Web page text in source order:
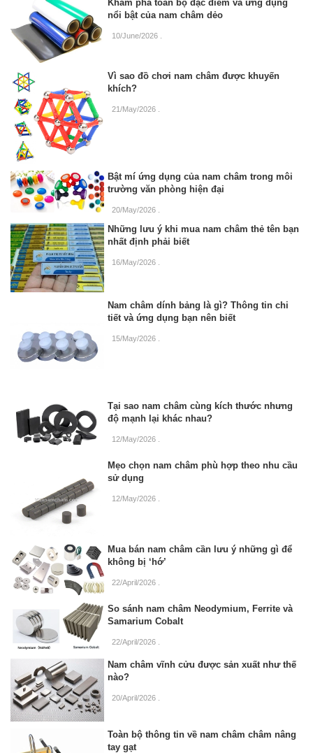
Khám phá toàn bộ đặc điểm và ứng dụng
nổi bật của nam châm dẻo
10/June/2026 .
Vì sao đồ chơi nam châm được khuyến
khích?
21/May/2026
Bật mí ứng dụng của nam châm trong môi
trường văn phòng hiện đại
20/May/2026
Những lưu ý khi mua nam châm thẻ tên bạn
nhất định phải biết
16/May/2026
Nam châm dính bảng là gì? Thông tin chi
tiết và ứng dụng bạn nên biết
15/May/2026
Tại sao nam châm cùng kích thước nhưng
độ mạnh lại khác nhau?
12/May/2026
Mẹo chọn nam châm phù hợp theo nhu cầu
sử dụng
12/May/2026
Mua bán nam châm cần lưu ý những gì để
không bị ‘hớ’
22/April/2026
So sánh nam châm Neodymium, Ferrite và
Samarium Cobalt
22/April/2026
Nam châm vĩnh cửu được sản xuất như thế
nào?
20/April/2026 .
Toàn bộ thông tin về nam châm châm nâng
tay gạt